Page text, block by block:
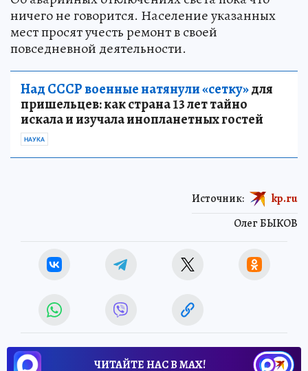
ничего не говорится. Население указанных
мест просят учесть ремонт в своей
повседневной деятельности.
Над СССР военные натянули «сетку»для
пришельцев: как страна 13 лет тайно
искала и изучала инопланетных гостей
НАУКА
Олег БЫКОВ
Источник: kp.ru
ЧИТАЙТЕ НАС В МАХ!